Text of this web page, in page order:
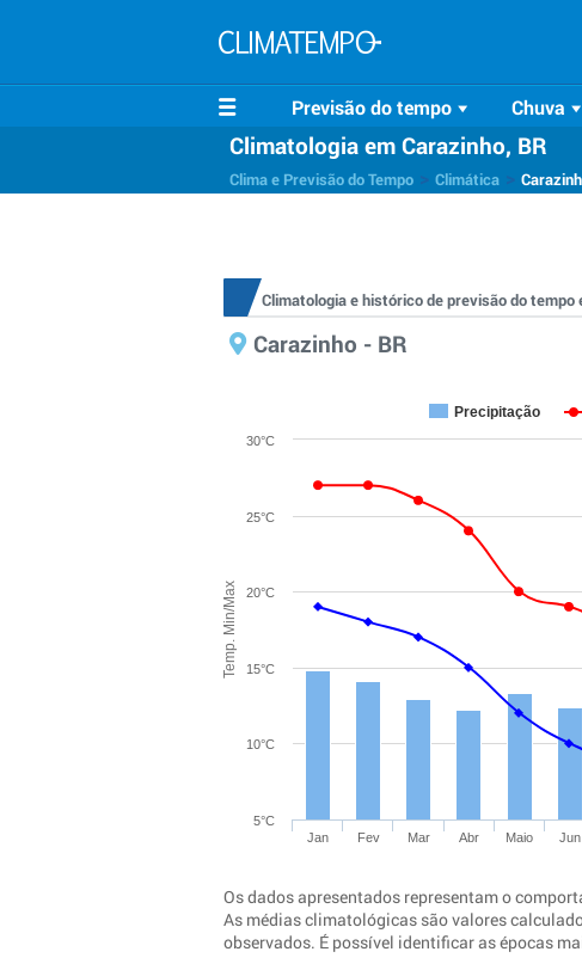
Previsão do tempo Chuva
Climatologia em Carazinho, BR
Clima e Previsão do Tempo Climática
Climatologia e histórico de previsão do tempo
Carazinho - BR
Temp. Min/Max
Precipitação
Jan Fev Mar Abr Maio Jun
5°C
10°C
15°C
20°C
25°C
30°C
Os dados apresentados representam o
As médias climatológicas são valores
observados. É possível identificar as épocas